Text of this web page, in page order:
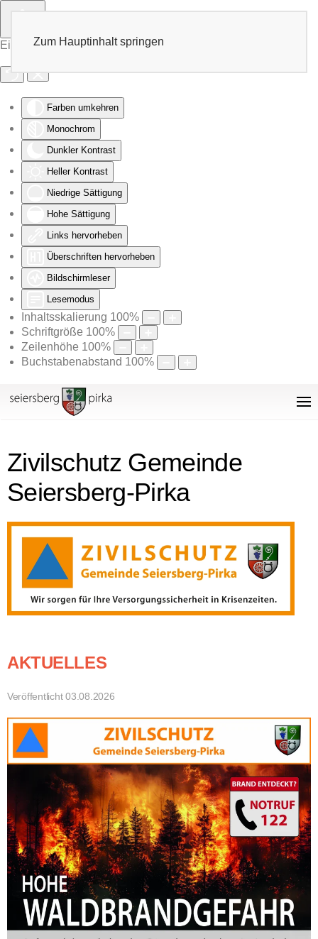
Eingabehilfen öffnen
Farben umkehren
Monochrom
Dunkler Kontrast
Heller Kontrast
Niedrige Sättigung
Hohe Sättigung
Links hervorheben
Überschriften hervorheben
Bildschirmleser
Lesemodus
Inhaltsskalierung 100%
Schriftgröße 100%
Zeilenhöhe 100%
Buchstabenabstand 100%
Zum Hauptinhalt springen
Zivilschutz Gemeinde
Seiersberg-Pirka
AKTUELLES
Veröffentlicht 03.08.2026